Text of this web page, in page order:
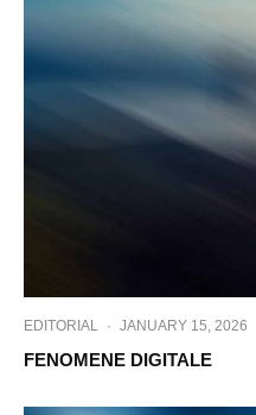
EDITORIAL · JANUARY 15, 2026
FENOMENE DIGITALE